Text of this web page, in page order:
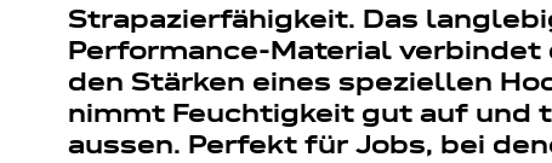
Strapazierfähigkeit. Das
Performance-Material
den Stärken eines speziellen
nimmt Feuchtigkeit gut auf und
aussen. Perfekt für Jobs, bei